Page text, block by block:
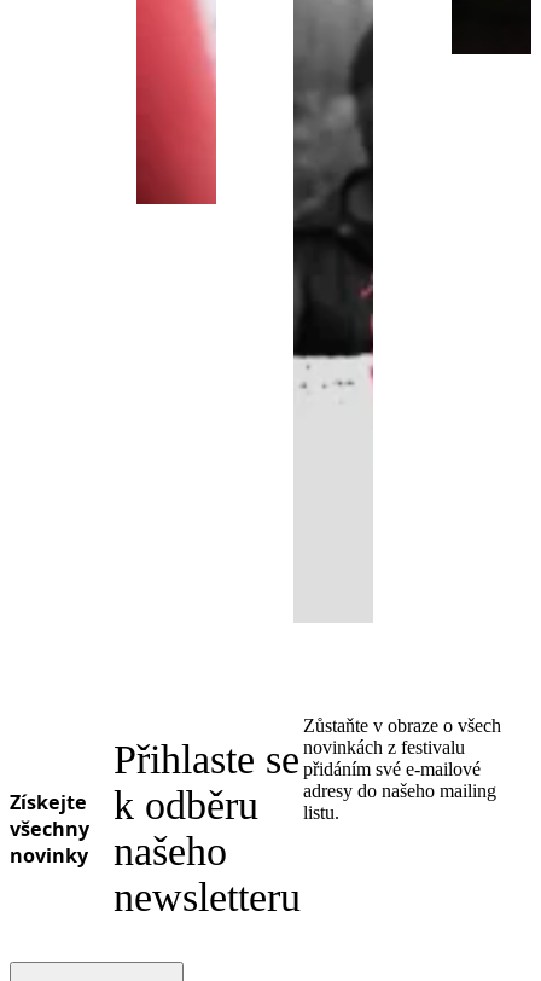
Získejte
všechny
novinky
Přihlaste se
k odběru
našeho
newsletteru
Zůstaňte v obraze o všech
novinkách z festivalu
přidáním své e-mailové
adresy do našeho mailing
listu.